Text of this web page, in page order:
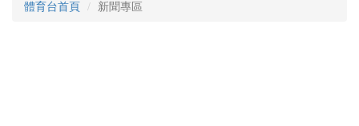
體育台首頁 新聞專區